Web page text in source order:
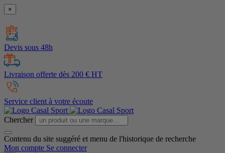
×
Devis sous 48h
Livraison offerte dès 200 € HT
Service client à votre écoute
Chercher
Contenu du site suggéré et menu de l'historique de recherche
Mon compte Se connecter